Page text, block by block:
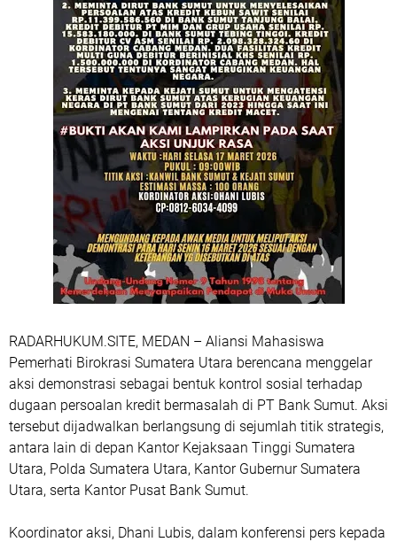
RADARHUKUM.SITE, MEDAN – Aliansi Mahasiswa
Pemerhati Birokrasi Sumatera Utara berencana menggelar
aksi demonstrasi sebagai bentuk kontrol sosial terhadap
dugaan persoalan kredit bermasalah di PT Bank Sumut. Aksi
tersebut dijadwalkan berlangsung di sejumlah titik strategis,
antara lain di depan Kantor Kejaksaan Tinggi Sumatera
Utara, Polda Sumatera Utara, Kantor Gubernur Sumatera
Utara, serta Kantor Pusat Bank Sumut.
Koordinator aksi, Dhani Lubis, dalam konferensi pers kepada